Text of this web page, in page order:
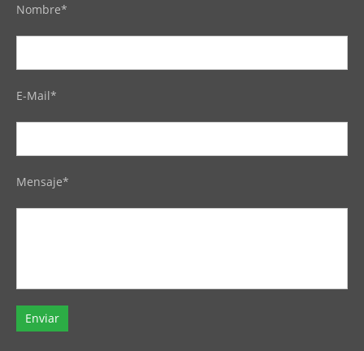
Nombre*
E-Mail*
Mensaje*